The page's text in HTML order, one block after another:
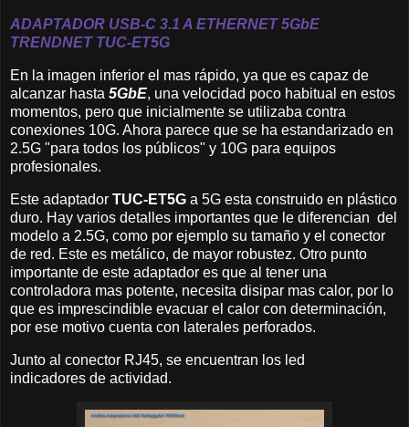
ADAPTADOR USB-C 3.1 A ETHERNET5GbE
TRENDNETTUC-ET5G
En la imagen inferior el mas rápido, ya que es capaz de
alcanzar hasta 5GbE, una velocidad poco habitual en estos
momentos, pero que inicialmente se utilizaba contra
conexiones 10G. Ahora parece que se ha estandarizado en
2.5G "para todos los públicos" y 10G para equipos
profesionales.
Este adaptador TUC-ET5G a 5G esta construido en plástico
duro. Hay varios detalles importantes que le diferencian del
modelo a 2.5G, como por ejemplo su tamaño y el conector
de red. Este es metálico, de mayor robustez. Otro punto
importante de este adaptador es que al tener una
controladora mas potente, necesita disipar mas calor, por lo
que es imprescindible evacuar el calor con determinación,
por ese motivo cuenta con laterales perforados.
Junto al conector RJ45, se encuentran los led
indicadores de actividad.